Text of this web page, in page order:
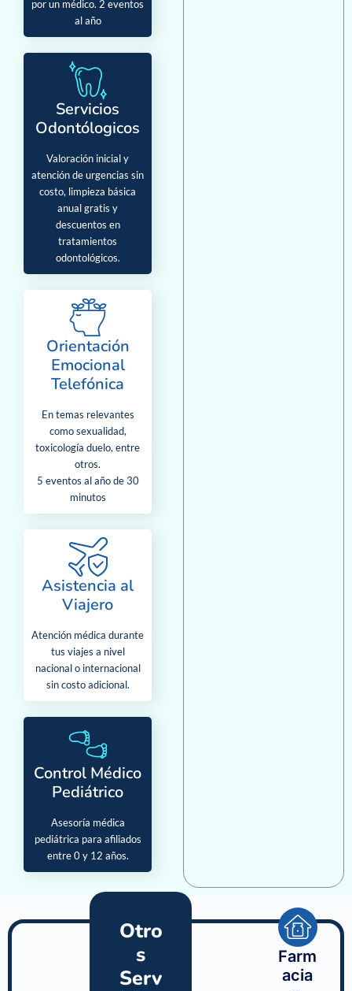
por un médico. 2 eventos
al año
Servicios
Odontólogicos
Valoración inicial y
atención de urgencias sin
costo, limpieza básica
anual gratis y
descuentos en
tratamientos
odontológicos.
Orientación
Emocional
Telefónica
En temas relevantes
como sexualidad,
toxicología duelo, entre
otros.
5 eventos al año de 30
minutos
Asistencia al
Viajero
Atención médica durante
tus viajes a nivel
nacional o internacional
sin costo adicional.
Control Médico
Pediátrico
Asesoría médica
pediátrica para afiliados
entre 0 y 12 años.
Otro
s
Serv
Farm
acia